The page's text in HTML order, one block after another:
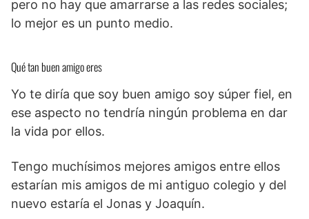
pero no hay que amarrarse a las redes sociales;
lo mejor es un punto medio.
Qué tan buen amigo eres
Yo te diría que soy buen amigo soy súper fiel, en
ese aspecto no tendría ningún problema en dar
la vida por ellos.
Tengo muchísimos mejores amigos entre ellos
estarían mis amigos de mi antiguo colegio y del
nuevo estaría el Jonas y Joaquín.